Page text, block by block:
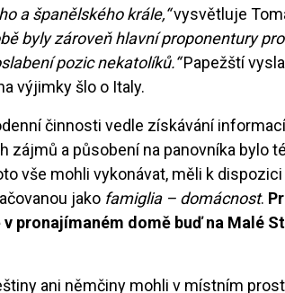
a španělského krále,“vysvětluje
byly zároveň hlavní proponentury
pozic nekatolíků.“Papežští
výjimky šlo o Italy.
činnosti vedle získávání
zájmů a působení na panovníka bylo
vše mohli vykonávat, měli k
jako famiglia – domácnost.
pronajímaném domě buď na Malé
ani němčiny mohli v místním